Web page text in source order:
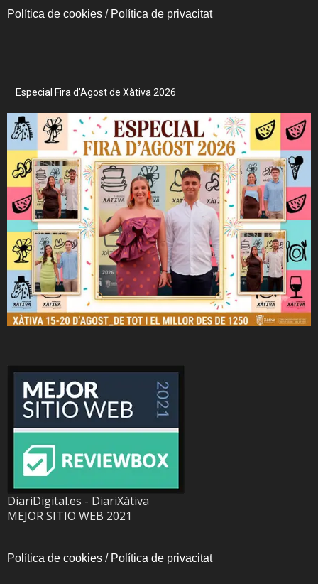
Política de cookies / Política de privacitat
Especial Fira d’Agost de Xàtiva 2026
DiariDigital.es - DiariXàtiva
MEJOR SITIO WEB 2021
Política de cookies / Política de privacitat